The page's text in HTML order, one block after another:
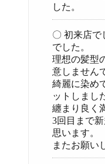
した。
〇 初来店で
でした。
理想の髪型
意しません
綺麗に染め
ットしまし
纏まり良く
3回目まで
思います。
またお願い